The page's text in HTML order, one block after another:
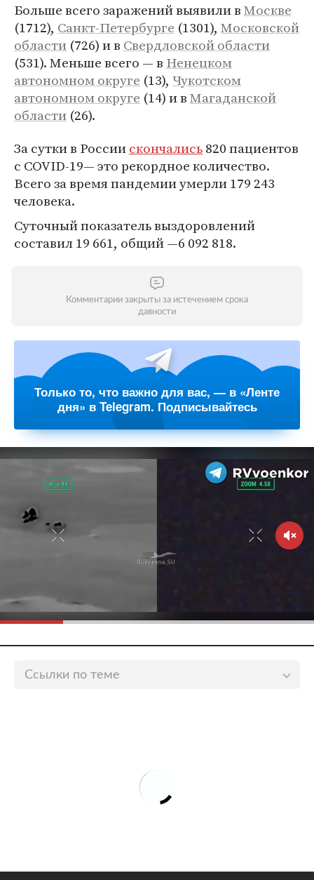
Больше всего заражений выявили вМоскве
(1712), Санкт-Петербурге (1301), Московской
области (726) и в Свердловской области
(531). Меньше всего — в Ненецком
автономном округе (13), Чукотском
автономном округе (14) и вМагаданской
области (26).
За сутки в Россиискончались820 пациентов
с COVID-19— это рекордное количество.
Всего за время пандемии умерли 179 243
человека.
Суточный показатель выздоровлений
составил 19 661, общий —6 092 818.
Комментарии закрыты за истечением срока
давности
Только то, что важно для вас, — в «Ленте
дня» в Telegram. Подписывайтесь
Ссылки по теме
В России выявили 19 536 новых случаев